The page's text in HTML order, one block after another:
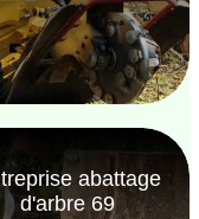
abattage
d'arbre 69